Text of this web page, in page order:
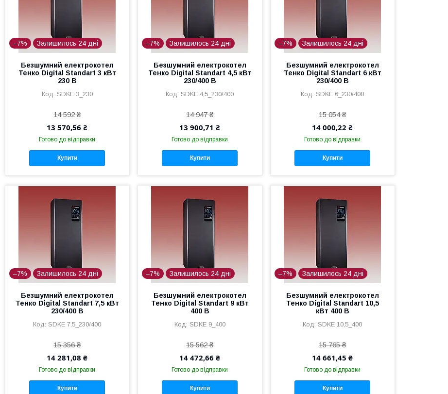
–7% Залишилось 24 дні
Безшумний електрокотел
Тенко Digital Standart 3 кВт
230 В
SDKE 3_230
14 592 ₴
13 570,56 ₴
Готово до відправки
Купити
–7% Залишилось 24 дні
Безшумний електрокотел
Тенко Digital Standart 4,5 кВт
230/400 В
SDKE 4,5_230/400
14 947 ₴
13 900,71 ₴
Готово до відправки
Купити
–7% Залишилось 24 дні
Безшумний електрокотел
Тенко Digital Standart 6 кВт
230/400 В
SDKE 6_230/400
15 054 ₴
14 000,22 ₴
Готово до відправки
Купити
–7% Залишилось 24 дні
Безшумний електрокотел
Тенко Digital Standart 7,5 кВт
230/400 В
SDKE 7,5_230/400
15 356 ₴
14 281,08 ₴
Готово до відправки
Купити
–7% Залишилось 24 дні
Безшумний електрокотел
Тенко Digital Standart 9 кВт
400 В
SDKE 9_400
15 562 ₴
14 472,66 ₴
Готово до відправки
Купити
–7% Залишилось 24 дні
Безшумний електрокотел
Тенко Digital Standart 10,5
кВт 400 В
SDKE 10,5_400
15 765 ₴
14 661,45 ₴
Готово до відправки
Купити